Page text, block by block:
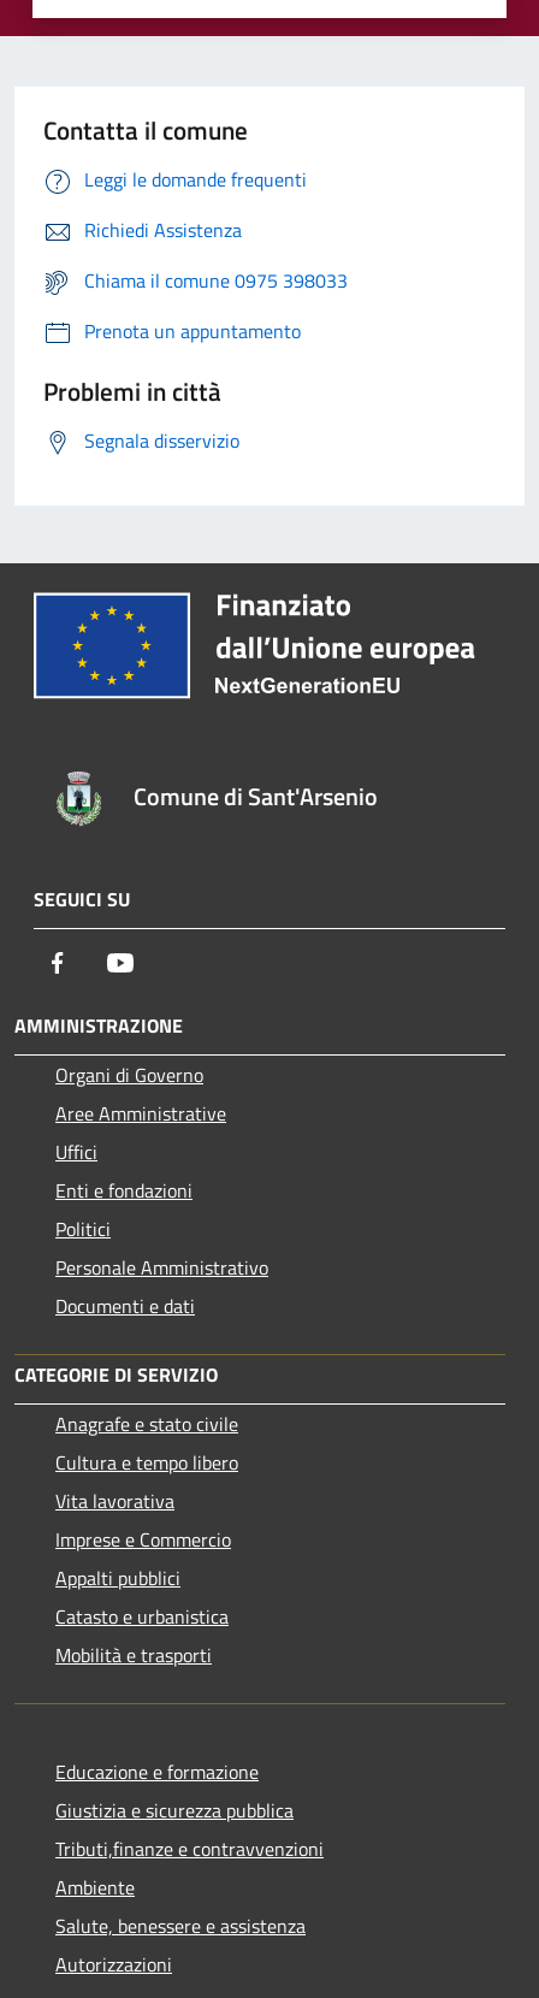
Contatta il comune
Leggi le domande frequenti
Richiedi Assistenza
Chiama il comune 0975 398033
Prenota un appuntamento
Problemi in città
Segnala disservizio
Comune di Sant'Arsenio
SEGUICI SU
Facebook
AMMINISTRAZIONE
Organi di Governo
Aree Amministrative
Uffici
Enti e fondazioni
Politici
Personale Amministrativo
Documenti e dati
CATEGORIE DI SERVIZIO
Anagrafe e stato civile
Cultura e tempo libero
Vita lavorativa
Imprese e Commercio
Appalti pubblici
Catasto e urbanistica
Mobilità e trasporti
Educazione e formazione
Giustizia e sicurezza pubblica
Tributi,finanze e contravvenzioni
Ambiente
Salute, benessere e assistenza
Autorizzazioni